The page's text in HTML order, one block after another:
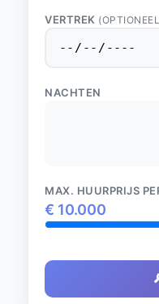
VERTREK
NACHTEN
MAX. HUURPRIJS
€ 10.000